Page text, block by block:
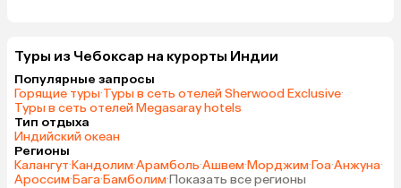
Туры из Чебоксар на курорты Индии
Популярные запросы
Горящие туры·Туры в сеть отелей Sherwood Exclusive·
Туры в сеть отелей Megasaray hotels
Тип отдыха
Индийский океан
Регионы
Калангут·Кандолим·Арамболь·Ашвем·Морджим·Гоа·Анжуна·
Ароссим·Бага·Бамболим·Показать все регионы